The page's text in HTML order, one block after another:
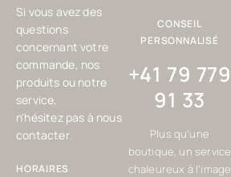
Si vous avez des
questions
concernant votre
commande, nos
produits ou notre
service,
n'hésitez pas à nous
contacter.
HORAIRES
CONSEIL
PERSONNALISÉ
+41 79 779
91 33
Plus qu'une
boutique, un service
chaleureux à l'image